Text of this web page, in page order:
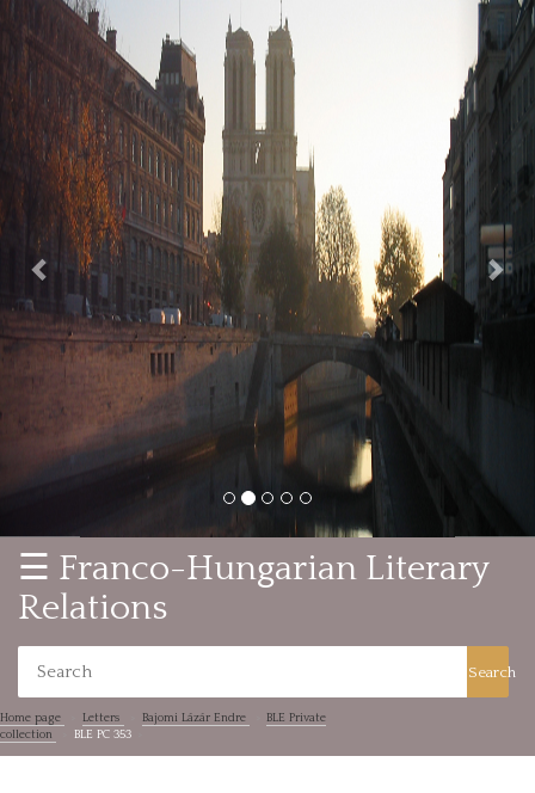
Previous
☰ Franco-Hungarian Literary
Relations
Search
Home page Letters Bajomi Lázár Endre
BLE Private
collection
BLE PC 353